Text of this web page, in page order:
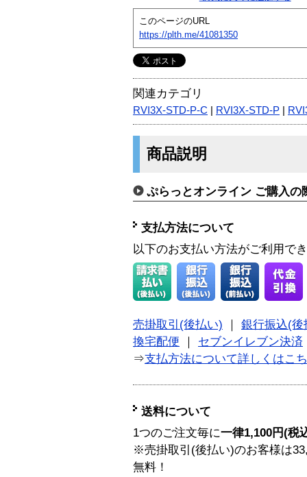
このページのURL
https://plth.me/41081350
関連カテゴリ
RVI3X-STD-P-C RVI3X-STD-P
商品説明
ぷらっとオンライン ご購入の
支払方法について
以下のお支払い方法がご利用で
売掛取引(後払い)
銀行振込(後
換宅配便
セブンイレブン決済
⇒支払方法について詳しくはこ
送料について
1つのご注文毎に一律1,100円(税
※売掛取引(後払い)のお客様は
無料！